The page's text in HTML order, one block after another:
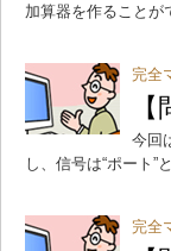
加算器を作ることが
完全
今回
し、信号は“ポート”
完全